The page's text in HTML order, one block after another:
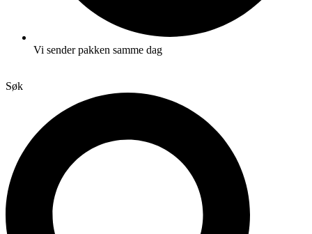
Vi sender pakken samme dag
Søk